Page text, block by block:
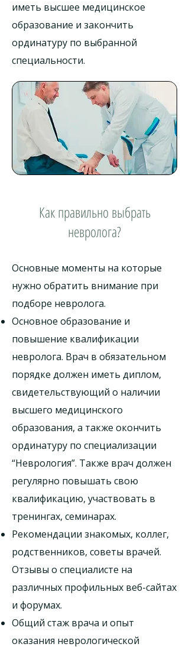
иметь высшее медицинское
образование и закончить
ординатуру по выбранной
специальности.
Как правильно выбрать
невролога?
Основные моменты на которые
нужно обратить внимание при
подборе невролога.​
Основное образование и
повышение квалификации
невролога. Врач в обязательном
порядке должен иметь диплом,
свидетельствующий о наличии
высшего медицинского
образования, а также окончить
ординатуру по специализации
“Неврология”. Также врач должен
регулярно повышать свою
квалификацию, участвовать в
тренингах, семинарах.
Рекомендации знакомых, коллег,
родственников, советы врачей.
Отзывы о специалисте на
различных профильных веб-сайтах
и ​​форумах.
Общий стаж врача и опыт
оказания неврологической